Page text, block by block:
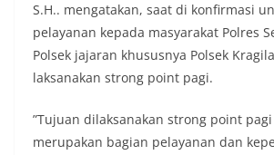
S.H.. mengatakan, saat di konfirmasi
pelayanan kepada masyarakat Polres
Polsek jajaran khususnya Polsek
laksanakan strong point pagi.
”Tujuan dilaksanakan strong point
merupakan bagian pelayanan dan